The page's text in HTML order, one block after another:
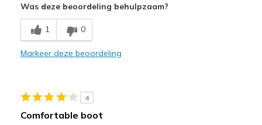
Stylish
Width
Sizing
Feels true to size
Was deze beoordeling behulpzaam?
1 0
Markeer deze beoordeling
4
Comfortable boot